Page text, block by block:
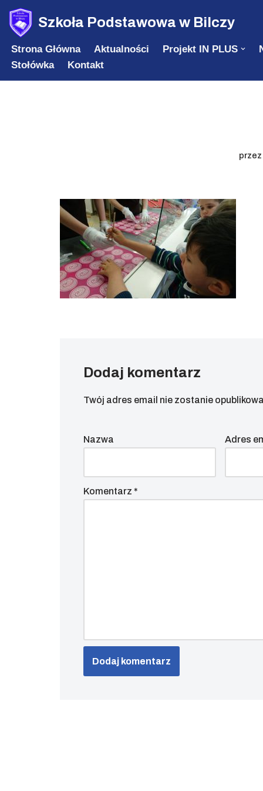
Przejdź
do
treści
Szkoła Podstawowa w Bilczy
Strona Główna Aktualności Projekt IN PLUS
Stołówka
Kontakt
przez
Dodaj komentarz
Twój adres email nie zostanie
Nazwa Adres
Komentarz *